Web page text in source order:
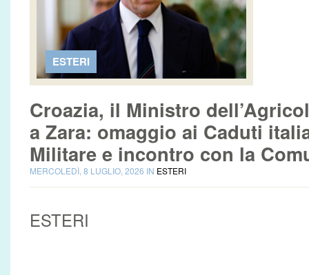
ESTERI
Croazia, il Ministro
a Zara: omaggio ai Caduti
Militare e incontro con la
MERCOLEDÌ, 8 LUGLIO, 2026 IN ESTERI
ESTERI